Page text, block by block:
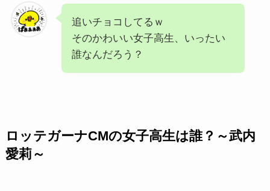
追いチョコしてるｗ
そのかわいい女子高生、いったい
誰なんだろう？
ロッテガーナCMの女子高生は誰？～武内
愛莉～